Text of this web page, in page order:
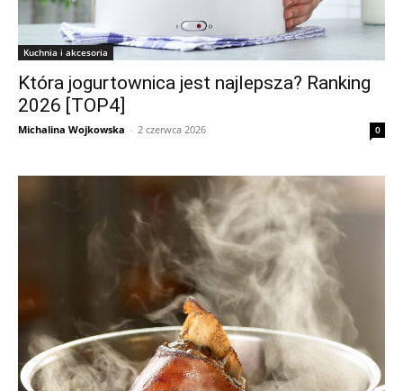
Kuchnia i akcesoria
Która jogurtownica jest najlepsza? Ranking
2026 [TOP4]
Michalina Wojkowska - 2 czerwca 2026 0